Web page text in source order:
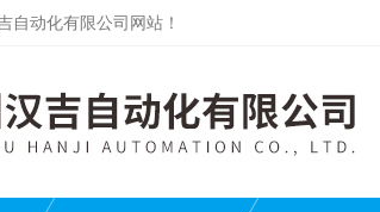
自动化有限公司网站！